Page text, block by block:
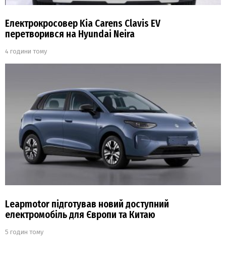
Електрокросовер Kia Carens Clavis EV
перетворився на Hyundai Neira
4 години тому
Leapmotor підготував новий доступний
електромобіль для Європи та Китаю
5 годин тому